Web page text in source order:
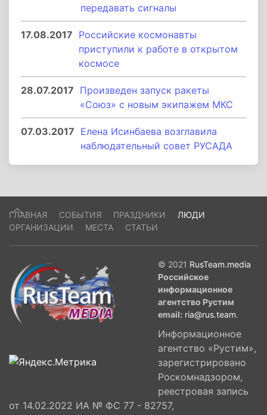
передавать сигналы
17.08.2017 Российские космонавты
приступили к работе в открытом
космосе
28.07.2017 Произведен запуск ракеты
«Союз» с новым экипажем МКС
07.03.2017 Елена Исинбаева возглавила
наблюдательный совет РУСАДА
ГЛАВНАЯ СОБЫТИЯ ПРАЗДНИКИ
ЛЮДИ
ОРГАНИЗАЦИИ
МЕСТА СТАТЬИ
© 2021 RusTeam.media
Российское
информационное
агентство Рустим
email: ria@rus.team.
Информационное
агентство «Рустим»,
зарегистрировано
Роскомнадзором,
реестровая запись
от 14.02.2022 ИА № ФС 77 - 82757,